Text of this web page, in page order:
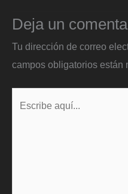
Deja un
Tu dirección de correo
campos obligatorios están